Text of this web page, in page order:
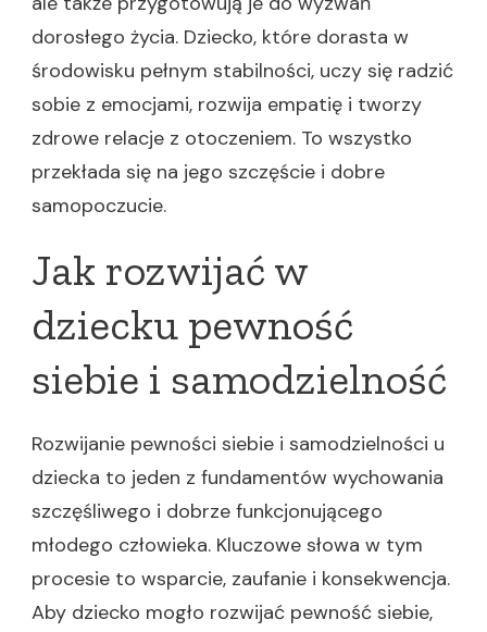
dorosłego życia. Dziecko, które dorasta w
środowisku pełnym stabilności, uczy się radzić
sobie z emocjami, rozwija empatię i tworzy
zdrowe relacje z otoczeniem. To wszystko
przekłada się na jego szczęście i dobre
samopoczucie.
Jak rozwijać w
dziecku pewność
siebie i samodzielność
Rozwijanie pewności siebie i samodzielności u
dziecka to jeden z fundamentów wychowania
szczęśliwego i dobrze funkcjonującego
młodego człowieka. Kluczowe słowa w tym
procesie to wsparcie, zaufanie i konsekwencja.
Aby dziecko mogło rozwijać pewność siebie,